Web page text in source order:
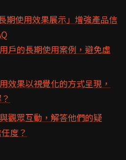
期使用效果展示」增強產品信
戶的長期使用案例，避免虛
效果以視覺化的方式呈現，
觀眾互動，解答他們的疑
度？